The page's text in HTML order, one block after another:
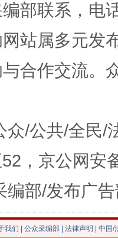
魏明亮
生
部联系，电
站属多元发
合作交流。
众/公共/全民/
，京公网安
编部/发布广
我们 公众采编部 法律声明 | 中国